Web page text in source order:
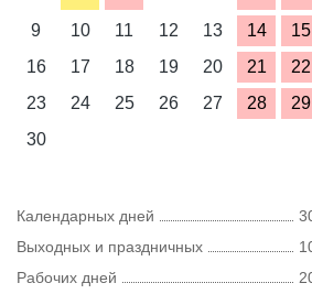
9
10 11 12 13 14
15
16
17 18 19 20 21
22
23
24 25 26 27 28
29
30
Календарных дней
Выходных и праздничных
Рабочих дней